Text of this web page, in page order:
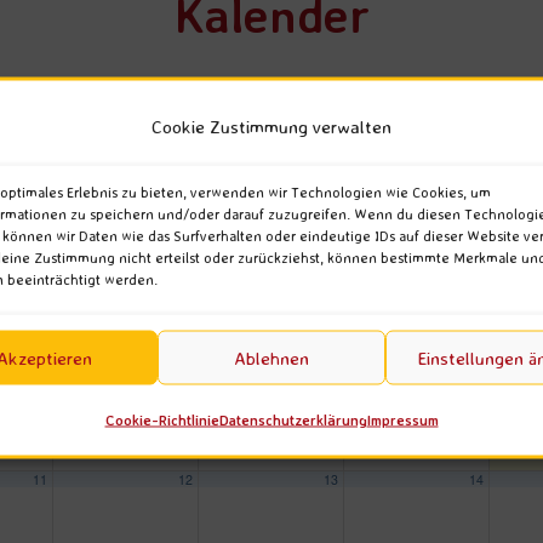
Cookie Zustimmung verwalten
Erlebnis zu bieten, verwenden wir Technologien wie Cookies, um
zu speichern und/oder darauf zuzugreifen. Wenn du diesen
können wir Daten wie das Surfverhalten oder eindeutige IDs auf dieser Website
Zustimmung nicht erteilst oder zurückziehst, können bestimmte Merkmale
beeinträchtigt werden.
Ablehnen Einstellungen
Cookie-RichtlinieDatenschutzerklärungImpressum
Spirituelle Lebensberatung
Personal Yoga Coaching
Meditation
Kalender
2026 SEP. 2027
Mi. Do. Fr.
4 7
11 12 13 14